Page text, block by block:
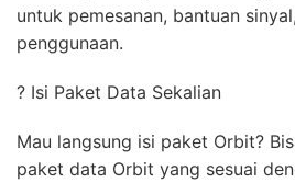
untuk pemesanan, bantuan
penggunaan.
? Isi Paket Data Sekalian
Mau langsung isi paket Orbit?
paket data Orbit yang sesuai